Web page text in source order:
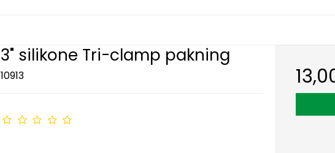
3" silikone Tri-clamp pakning
10913